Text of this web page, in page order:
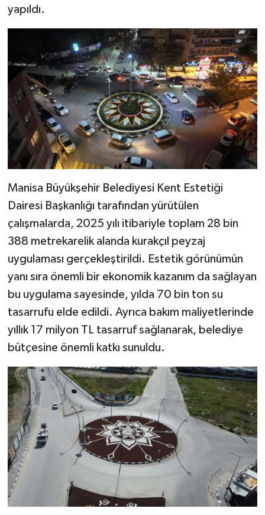
yapıldı.
Manisa Büyükşehir Belediyesi Kent Estetiği
Dairesi Başkanlığı tarafından yürütülen
çalışmalarda, 2025 yılı itibariyle toplam 28 bin
388 metrekarelik alanda kurakçıl peyzaj
uygulaması gerçekleştirildi. Estetik görünümün
yanı sıra önemli bir ekonomik kazanım da sağlayan
bu uygulama sayesinde, yılda 70 bin ton su
tasarrufu elde edildi. Ayrıca bakım maliyetlerinde
yıllık 17 milyon TL tasarruf sağlanarak, belediye
bütçesine önemli katkı sunuldu.